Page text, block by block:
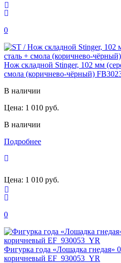
0
Нож складной Stinger, 102 мм
смола (коричнево-чёрный)
В наличии
Цена: 1 010 руб.
В наличии
Подробнее
Цена: 1 010 руб.
0
Фигурка года «Лошадка гнедая»
коричневый EF_930053_YR